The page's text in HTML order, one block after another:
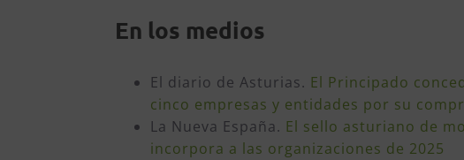
En los medios
El diario de Asturias. El Principado
cinco empresas y entidades por su
La Nueva España. El sello asturiano de
incorpora a las organizaciones de 2025